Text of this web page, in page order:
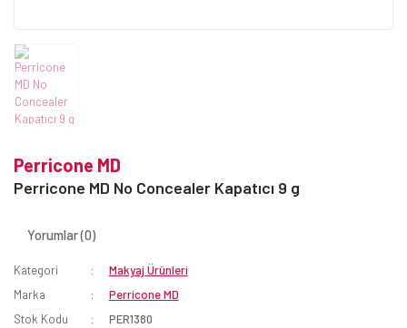
Perricone MD
Perricone MD No Concealer Kapatıcı 9 g
Yorumlar (0)
Kategori
Makyaj Ürünleri
Marka
Perricone MD
Stok Kodu
PER1380